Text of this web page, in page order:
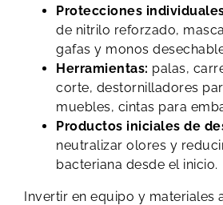
Protecciones
de nitrilo reforzado,
gafas y monos
Herramientas: palas,
corte, destornilladores
muebles, cintas para
Productos iniciales de
neutralizar olores y
bacteriana desde el inicio.
Invertir en equipo y materiales